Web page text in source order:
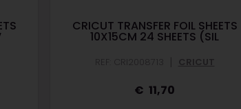
CRICUT TRANSFER FOIL SHEETS
10X15CM 24 SHEETS (SIL
| CRICUT
11,70